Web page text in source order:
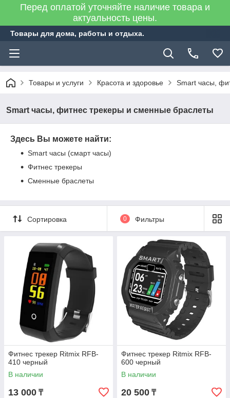
Перед оплатой уточняйте наличие товара и
актуальность цены.
Товары для дома, работы и отдыха.
Товары и услуги Красота и здоровье Smart часы,
Smart часы, фитнес трекеры и сменные браслеты
Здесь Вы можете найти:
Smart часы (смарт часы)
Фитнес трекеры
Сменные браслеты
Сортировка 0 Фильтры
Фитнес трекер Ritmix RFB-
410 черный
В наличии
13 000 ₸
Фитнес трекер Ritmix RFB-
600 черный
В наличии
20 500 ₸